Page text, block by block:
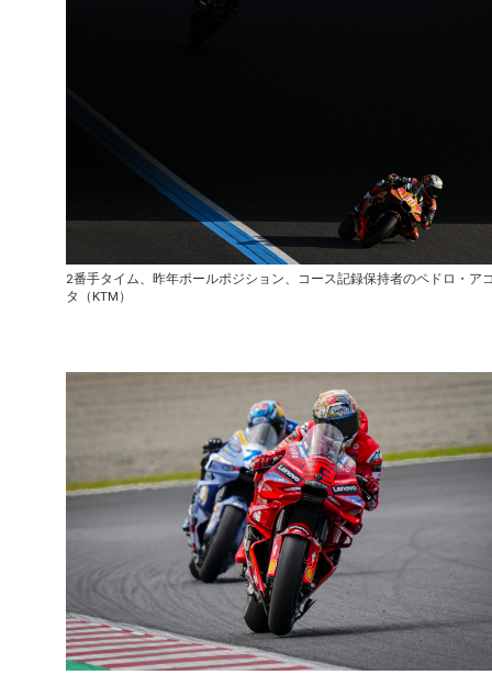
2番手タイム、昨年ポールポジション、コース記録保持者のペドロ・ア
タ（KTM）